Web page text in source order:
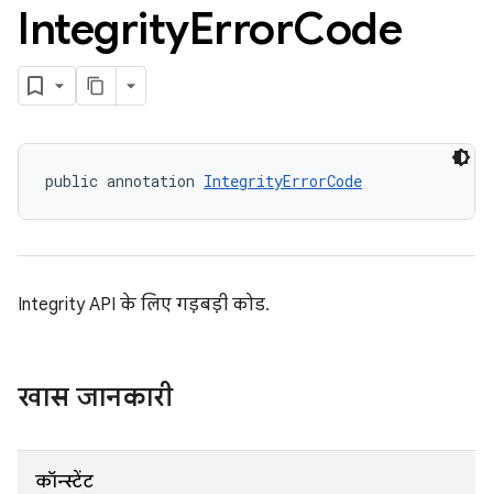
IntegrityErrorCode
public annotation IntegrityErrorCode
Integrity API के लिए गड़बड़ी कोड.
खास जानकारी
कॉन्स्टेंट